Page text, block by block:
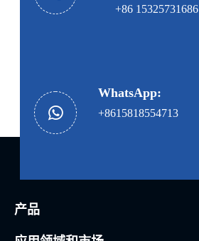
+86 15325731686
WhatsApp:
+8615818554713
产品